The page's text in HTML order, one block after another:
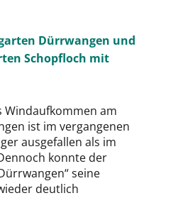
Dürrwangen und
Schopfloch mit
Windaufkommen am
ist im vergangenen
ausgefallen als im
konnte der
seine
deutlich